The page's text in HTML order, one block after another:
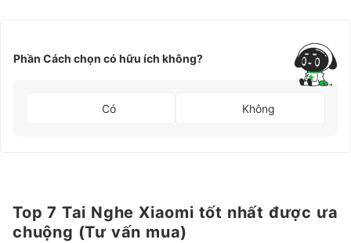
Phần Cách chọn có hữu ích không?
Có Không
Top 7 Tai Nghe Xiaomi tốt nhất được ưa
chuộng (Tư vấn mua)